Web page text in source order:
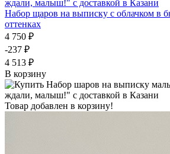
Набор щаров на выписку с облачком в
оттенках
4 750 ₽
-237 ₽
4 513 ₽
В корзину
Товар добавлен в корзину!